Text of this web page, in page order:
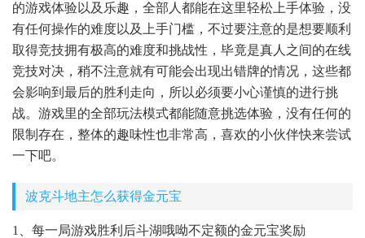
的游戏体验以及乐趣，全部人都能在这里轻松上手体验，没
有任何操作的难度以及上手门槛，不过要注意的是想要顺利
取得竞技拥有极高的难度和挑战性，毕竟是真人之间的在线
竞技对决，稍不注意就有可能会出现出错牌的情况，这些都
会影响到最后的胜利走向，所以必须要小心谨慎的进行挑
战。游戏里的全部玩法模式都能随意挑选体验，没有任何的
限制存在，整体的趣味性也非常高，喜欢的小伙伴快来尝试
一下吧。
波克斗地主怎么获得金元宝
1、每一局游戏胜利后斗湖哦呦不定额的金元宝奖励